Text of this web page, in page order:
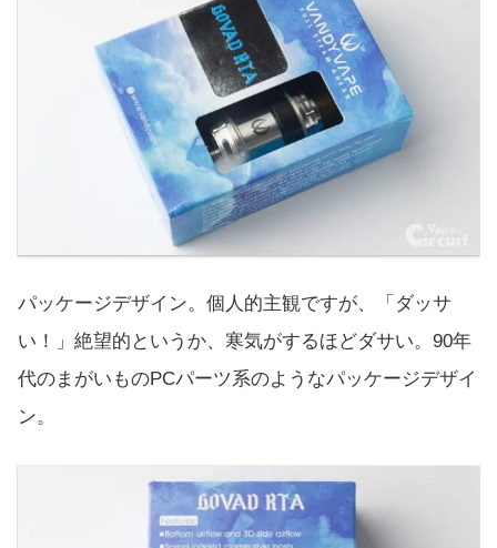
パッケージデザイン。個人的主観ですが、「ダッサ
い！」絶望的というか、寒気がするほどダサい。90年
代のまがいものPCパーツ系のようなパッケージデザイ
ン。